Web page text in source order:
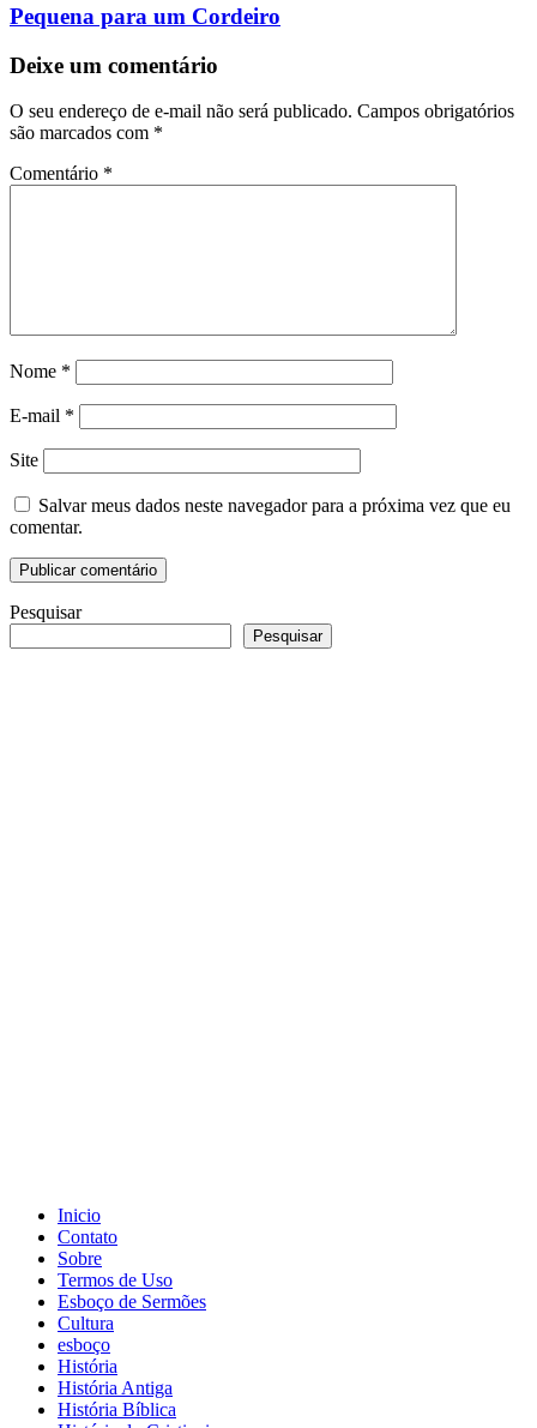
Pequena para um Cordeiro
Deixe um comentário
O seu endereço de e-mail não será publicado. Campos obrigatórios
são marcados com *
Comentário *
Nome *
E-mail *
Site
Salvar meus dados neste navegador para a próxima vez que eu
comentar.
Pesquisar
Pesquisar
Inicio
Contato
Sobre
Termos de Uso
Esboço de Sermões
Cultura
esboço
História
História Antiga
História Bíblica